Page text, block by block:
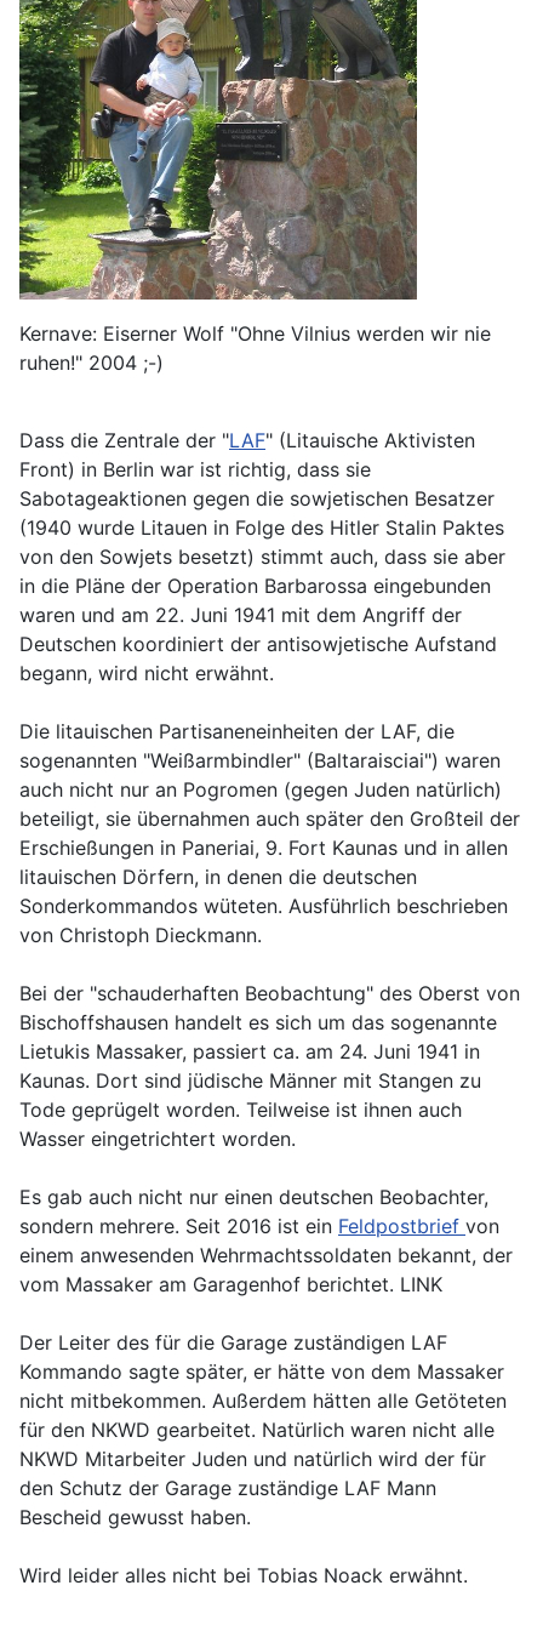
Kernave: Eiserner Wolf "Ohne Vilnius werden wir nie
ruhen!" 2004 ;-)
Dass die Zentrale der "LAF" (Litauische Aktivisten
Front) in Berlin war ist richtig, dass sie
Sabotageaktionen gegen die sowjetischen Besatzer
(1940 wurde Litauen in Folge des Hitler Stalin Paktes
von den Sowjets besetzt) stimmt auch, dass sie aber
in die Pläne der Operation Barbarossa eingebunden
waren und am 22. Juni 1941 mit dem Angriff der
Deutschen koordiniert der antisowjetische Aufstand
begann, wird nicht erwähnt.
Die litauischen Partisaneneinheiten der LAF, die
sogenannten "Weißarmbindler" (Baltaraisciai") waren
auch nicht nur an Pogromen (gegen Juden natürlich)
beteiligt, sie übernahmen auch später den Großteil der
Erschießungen in Paneriai, 9. Fort Kaunas und in allen
litauischen Dörfern, in denen die deutschen
Sonderkommandos wüteten. Ausführlich beschrieben
von Christoph Dieckmann.
Bei der "schauderhaften Beobachtung" des Oberst von
Bischoffshausen handelt es sich um das sogenannte
Lietukis Massaker, passiert ca. am 24. Juni 1941 in
Kaunas. Dort sind jüdische Männer mit Stangen zu
Tode geprügelt worden. Teilweise ist ihnen auch
Wasser eingetrichtert worden.
Es gab auch nicht nur einen deutschen Beobachter,
sondern mehrere. Seit 2016 ist ein Feldpostbrief von
einem anwesenden Wehrmachtssoldaten bekannt, der
vom Massaker am Garagenhof berichtet. LINK
Der Leiter des für die Garage zuständigen LAF
Kommando sagte später, er hätte von dem Massaker
nicht mitbekommen. Außerdem hätten alle Getöteten
für den NKWD gearbeitet. Natürlich waren nicht alle
NKWD Mitarbeiter Juden und natürlich wird der für
den Schutz der Garage zuständige LAF Mann
Bescheid gewusst haben.
Wird leider alles nicht bei Tobias Noack erwähnt.